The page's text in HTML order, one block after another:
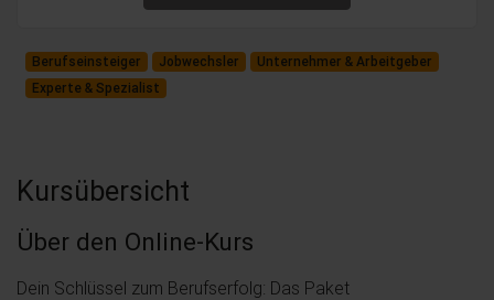
Berufseinsteiger Jobwechsler
Unternehmer & Arbeitgeber
Experte & Spezialist
Kursübersicht
Über den Online-Kurs
Dein Schlüssel zum Berufserfolg: Das Paket